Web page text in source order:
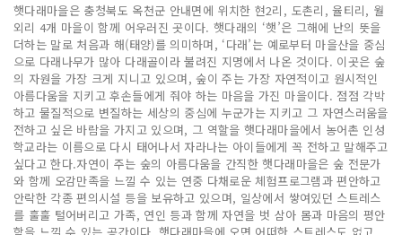
햇다래마을은 충청북도 옥천군 안내면에 위치한 현2리, 도촌리, 율티리, 월
외리 4개 마을이 함께 어우러진 곳이다. 햇다래의 ‘햇’은 그해에 난의 뜻을
더하는 말로 처음과 해(태양)를 의미하며, ‘다래’는 예로부터 마을산을 중심
으로 다래나무가 많아 다래골이라 불려진 지명에서 나온 것이다. 이곳은 숲
의 자원을 가장 크게 지니고 있으며, 숲이 주는 가장 자연적이고 원시적인
아름다움을 지키고 후손들에게 줘야 하는 마음을 가진 마을이다. 점점 각박
하고 물질적으로 변질하는 세상의 중심에 누군가는 지키고 그 자연스러움을
전하고 싶은 바람을 가지고 있으며, 그 역할을 햇다래마을에서 농어촌 인성
학교라는 이름으로 다시 태어나서 자라나는 아이들에게 꼭 전하고 말해주고
싶다고 한다.자연이 주는 숲의 아름다움을 간직한 햇다래마을은 숲 전문가
와 함께 오감만족을 느낄 수 있는 연중 다채로운 체험프로그램과 편안하고
안락한 각종 편의시설 등을 보유하고 있으며, 일상에서 쌓여있던 스트레스
를 훌훌 털어버리고 가족, 연인 등과 함께 자연을 벗 삼아 몸과 마음의 평안